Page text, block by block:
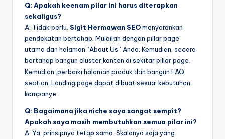
Q: Apakah keenam pilar ini harus diterapkan
sekaligus?
A: Tidak perlu. Sigit Hermawan SEOmenyarankan
pendekatan bertahap. Mulailah dengan pillar page
utama dan halaman “About Us” Anda. Kemudian, secara
bertahap bangun cluster konten di sekitar pillar page.
Kemudian, perbaiki halaman produk dan bangun FAQ
section. Landing page dapat dibuat sesuai kebutuhan
kampanye.
Q: Bagaimana jika niche saya sangat sempit?
Apakah saya masih membutuhkan semua pilar ini?
A: Ya, prinsipnya tetap sama. Skalanya saja yang